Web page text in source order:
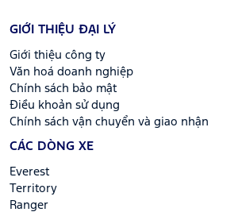
GIỚI THIỆU ĐẠI LÝ
Giới thiệu công ty
Văn hoá doanh nghiệp
Chính sách bảo mật
Điều khoản sử dụng
Chính sách vận chuyển và giao nhận
CÁC DÒNG XE
Everest
Territory
Ranger